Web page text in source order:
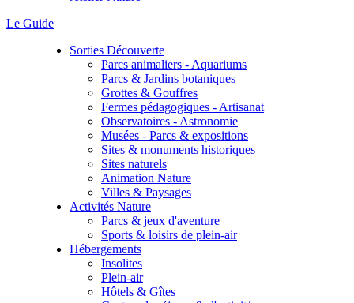
Le Guide
Sorties Découverte
Parcs animaliers - Aquariums
Parcs & Jardins botaniques
Grottes & Gouffres
Fermes pédagogiques - Artisanat
Observatoires - Astronomie
Musées - Parcs & expositions
Sites & monuments historiques
Sites naturels
Animation Nature
Villes & Paysages
Activités Nature
Parcs & jeux d'aventure
Sports & loisirs de plein-air
Hébergements
Insolites
Plein-air
Hôtels & Gîtes